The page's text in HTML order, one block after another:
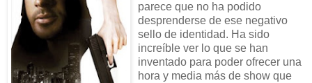
parece que no ha podido
desprenderse de ese negativo
sello de identidad. Ha sido
increíble ver lo que se han
inventado para poder ofrecer una
hora y media más de show que